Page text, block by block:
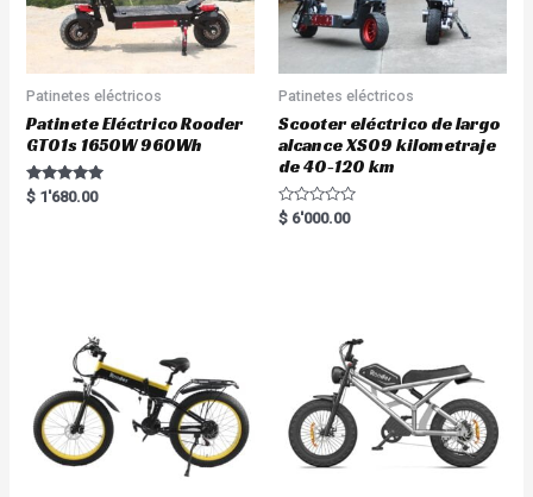
Patinetes eléctricos
Patinete Eléctrico Rooder
GT01s 1650W 960Wh
Rated
5.00
$ 1'680.00
Patinetes eléctricos
Scooter eléctrico de largo
alcance XS09 kilometraje
de 40-120 km
R
a
$ 6'000.00